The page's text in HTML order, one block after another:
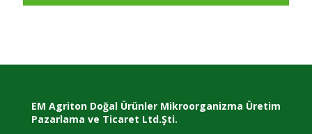
EM Agriton Doğal Ürünler Mikroorganizma Üretim
Pazarlama ve Ticaret Ltd.Şti.